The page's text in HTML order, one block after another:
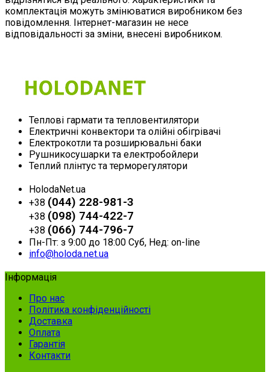
комплектація можуть змінюватися виробником без
повідомлення. Інтернет-магазин не несе
відповідальності за зміни, внесені виробником.
Теплові гармати та тепловентилятори
Електричні конвектори та олійні обігрівачі
Електрокотли та розширювальні баки
Рушникосушарки та електробойлери
Теплий плінтус та терморегулятори
HolodaNet.ua
+38 (044) 228-981-3
+38 (098) 744-422-7
+38 (066) 744-796-7
Пн-Пт: з 9:00 до 18:00 Суб, Нед: on-line
info@holoda.net.ua
Інформація
Про нас
Політика конфіденційності
Доставка
Оплата
Гарантія
Контакти